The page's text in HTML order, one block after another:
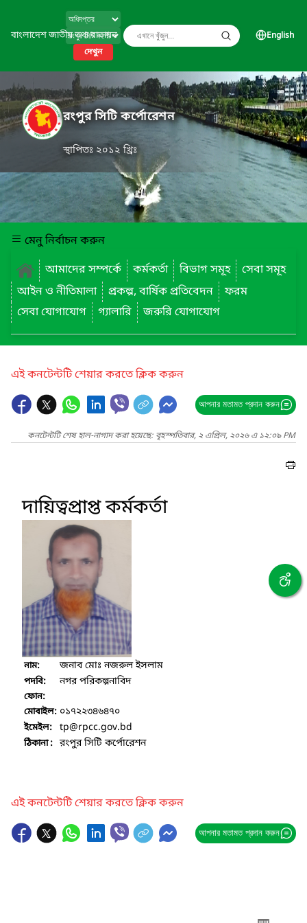
বাংলাদেশ জাতীয় তথ্য বাতায়ন
দেখুন
English
রংপুর সিটি কর্পোরেশন
স্থাপিতঃ ২০১২ খ্রিঃ
মেনু নির্বাচন করুন
আমাদের সম্পর্কে
কর্মকর্তা বিভাগ সমূহ
সেবা সমূহ
আইন ও নীতিমালা
প্রকল্প, বার্ষিক প্রতিবেদন
ফরম
সেবা যোগাযোগ
গ্যালারি জরুরি যোগাযোগ
এই কনটেন্টটি শেয়ার করতে ক্লিক করুন
আপনার মতামত প্রদান করুন
কনটেন্টটি শেষ হাল-নাগাদ করা হয়েছে: বৃহস্পতিবার, ২ এপ্রিল, ২০২৬ এ ১২:০৯ PM
দায়িত্বপ্রাপ্ত কর্মকর্তা
নাম: জনাব মোঃ নজরুল ইসলাম
পদবি: নগর পরিকল্পনাবিদ
ফোন:
মোবাইল: ০১৭২২৩৪৬৪৭০
ইমেইল: tp@rpcc.gov.bd
ঠিকানা : রংপুর সিটি কর্পোরেশন
এই কনটেন্টটি শেয়ার করতে ক্লিক করুন
আপনার মতামত প্রদান করুন